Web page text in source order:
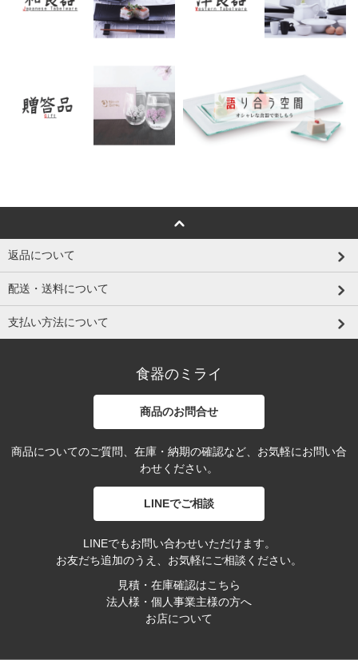
返品について
配送・送料について
支払い方法について
食器のミライ
商品のお問合せ
商品についてのご質問、在庫・納期の確認など、お気軽にお問い合
わせください。
LINEでご相談
LINEでもお問い合わせいただけます。
お友だち追加のうえ、お気軽にご相談ください。
見積・在庫確認はこちら
法人様・個人事業主様の方へ
お店について